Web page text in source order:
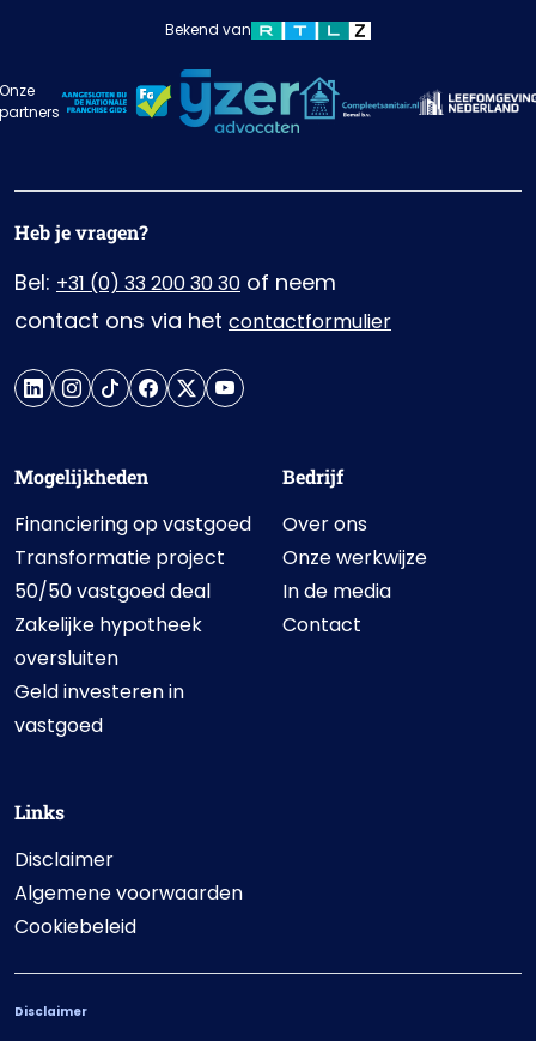
Bekend van
Heb je vragen?
Bel: +31 (0) 33 200 30 30 of neem
contact ons via het contactformulier
Mogelijkheden
Financiering op vastgoed
Transformatie project
50/50 vastgoed deal
Zakelijke hypotheek
oversluiten
Geld investeren in
vastgoed
Bedrijf
Over ons
Onze werkwijze
In de media
Contact
Links
Disclaimer
Algemene voorwaarden
Cookiebeleid
Disclaimer